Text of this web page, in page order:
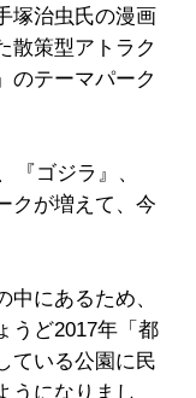
塚治虫氏の漫画
散策型アトラク
のテーマパーク
『ゴジラ』、
クが増えて、今
にあるため、
うど2017年「都
ている公園に民
うになりまし